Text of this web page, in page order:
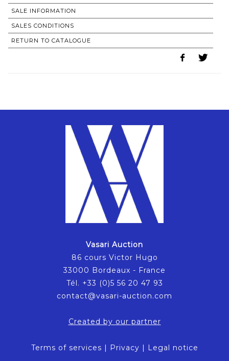
SALE INFORMATION
SALES CONDITIONS
RETURN TO CATALOGUE
Vasari Auction
86 cours Victor Hugo
33000 Bordeaux - France
Tél. +33 (0)5 56 20 47 93
contact@vasari-auction.com
Created by our partner
Terms of services | Privacy | Legal notice